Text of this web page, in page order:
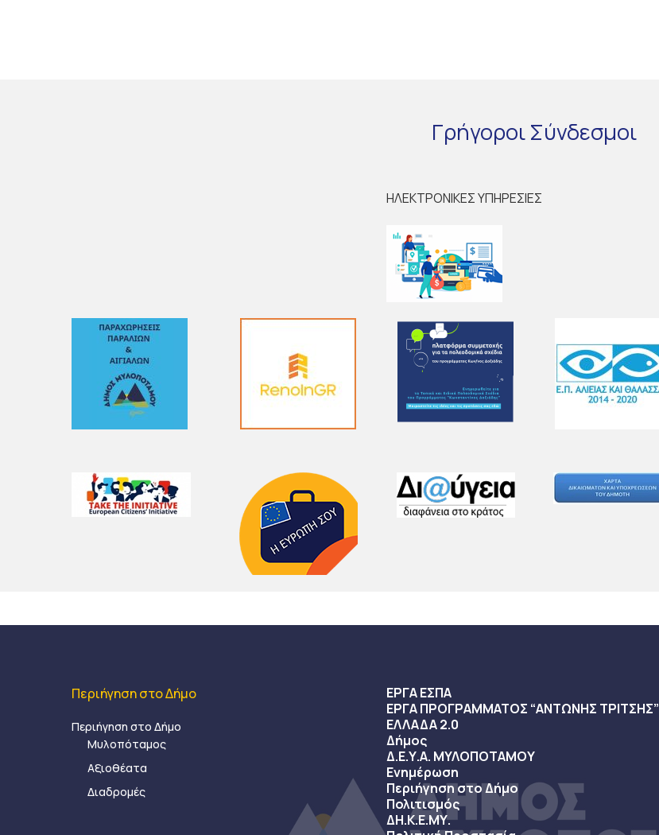
ΓρήγοροιΣύνδεσμοι
ΗΛΕΚΤΡΟΝΙΚΕΣ ΥΠΗΡΕΣΙΕΣ
Περιήγηση στο Δήμο
Περιήγηση στο Δήμο
Μυλοπόταμος
Αξιοθέατα
Διαδρομές
ΕΡΓΑ ΕΣΠΑ
ΕΡΓΑ ΠΡΟΓΡΑΜΜΑΤΟΣ “ΑΝΤΩΝΗΣ ΤΡΙΤΣΗΣ”
ΕΛΛΑΔΑ 2.0
Δήμος
Δ.Ε.Υ.Α. ΜΥΛΟΠΟΤΑΜΟΥ
Ενημέρωση
Περιήγηση στο Δήμο
Πολιτισμός
ΔΗ.Κ.Ε.ΜΥ.